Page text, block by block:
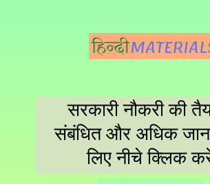
सरकारी नौकरी की
संबंधित और अधिक
लिए नीचे क्लिक